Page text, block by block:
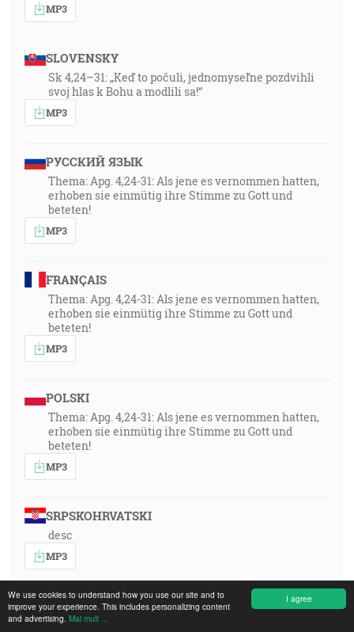
I agree
We use cookies to understand how you use our site and to
improve your experience. This includes personalizing content
and advertising. Mai mult ...
MP3
SLOVENSKY
Sk 4,24–31: „Keď to počuli, jednomyseľne pozdvihli
svoj hlas k Bohu a modlili sa!“
MP3
РУССКИЙ ЯЗЫК
Thema: Apg. 4,24-31: Als jene es vernommen hatten,
erhoben sie einmütig ihre Stimme zu Gott und
beteten!
MP3
FRANÇAIS
Thema: Apg. 4,24-31: Als jene es vernommen hatten,
erhoben sie einmütig ihre Stimme zu Gott und
beteten!
MP3
POLSKI
Thema: Apg. 4,24-31: Als jene es vernommen hatten,
erhoben sie einmütig ihre Stimme zu Gott und
beteten!
MP3
SRPSKOHRVATSKI
desc
MP3
ENGLISH
Topic: Acts 4:24–31: “When they heard this, they lifted